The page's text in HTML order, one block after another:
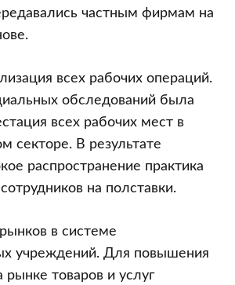
частным фирмам на
всех рабочих операций.
обследований была
всех рабочих мест в
секторе. В результате
распространение практика
на полставки.
в системе
учреждений. Для повышения
рынке товаров и услуг